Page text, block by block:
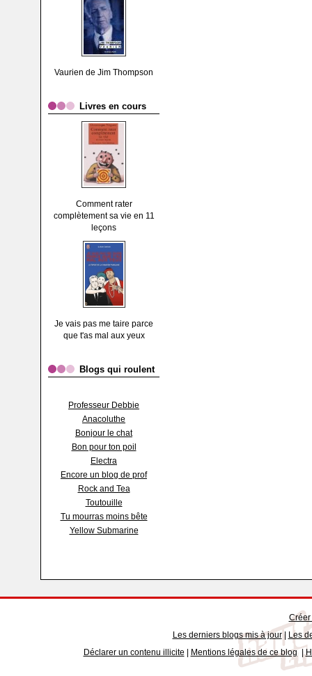
Vaurien de Jim Thompson
Livres en cours
Comment rater
complètement sa vie en 11
leçons
Je vais pas me taire parce
que t'as mal aux yeux
Blogs qui roulent
Professeur Debbie
Anacoluthe
Bonjour le chat
Bon pour ton poil
Electra
Encore un blog de prof
Rock and Tea
Toutouille
Tu mourras moins bête
Yellow Submarine
Les derniers blogs mis à jour| Les
Déclarer un contenu illicite
Mentions légales de ce blog|